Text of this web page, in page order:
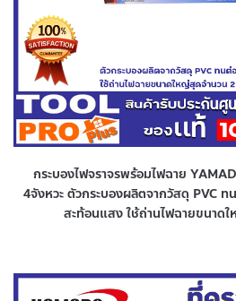
กระบองไฟจราจรพร้อมไฟฉาย
4จังหวะ ตัวกระบองผลิตจากวัสดุ PVC
สะท้อนแสง ใช้ถ่านไฟฉายขนาด